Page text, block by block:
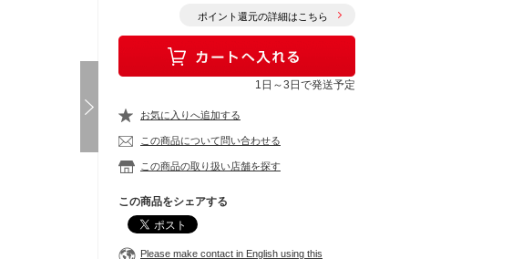
ポイント還元の詳細はこちら
1日～3日で発送予定
お気に入りへ追加する
この商品について問い合わせる
この商品の取り扱い店舗を探す
この商品をシェアする
Please make contact in English using this